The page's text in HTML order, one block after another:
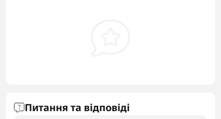
Питання та відповіді